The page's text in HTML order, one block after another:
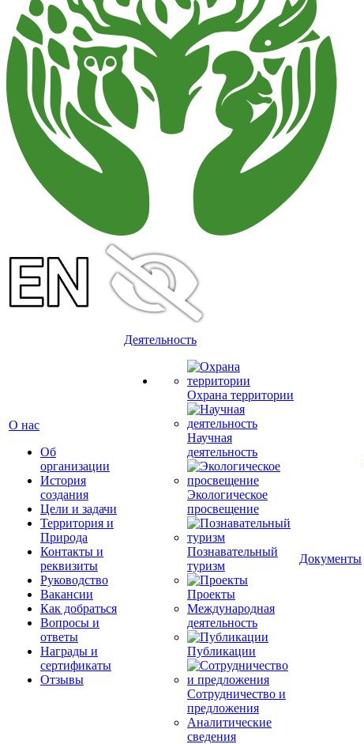
О нас
Об
организации
История
создания
Цели и задачи
Территория и
Природа
Контакты и
реквизиты
Руководство
Вакансии
Как добраться
Вопросы и
ответы
Награды и
сертификаты
Отзывы
Деятельность
Охрана территории
Научная
деятельность
Экологическое
просвещение
Познавательный
туризм
Проекты
Международная
деятельность
Публикации
Сотрудничество и
предложения
Аналитические
сведения
Документы